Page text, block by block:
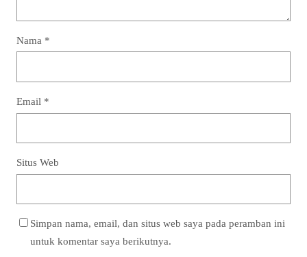
Nama *
Email *
Situs Web
Simpan nama, email, dan situs web saya pada peramban ini
untuk komentar saya berikutnya.